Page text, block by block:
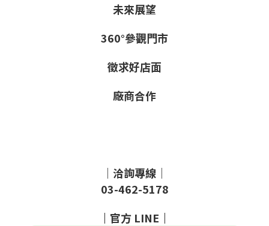
未來展望
360°參觀門市
徵求好店面
廠商合作
｜洽詢專線｜
03-462-5178
｜ 官方 LINE ｜